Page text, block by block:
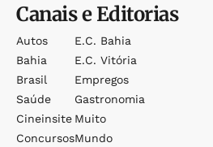
Canais e Editorias
Autos
Bahia
Brasil
Saúde
Cineinsite
Concursos
E.c. Bahia
E.c. Vitória
Empregos
Gastronomia
Muito
Mundo